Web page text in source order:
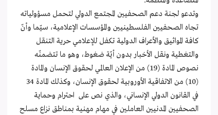
وتدعو لجنة دعم الصحفيين المجتمع الدولي لتحمل مسؤولياته
تجاه الصحفيين الفلسطينيين والمؤسسات الإعلامية، سيّما وأنّ
كافة المواثيق والأعراف الدولية تكفل للإعلامي حرية التنقل
والتغطية ونقل الأخبار بدون أيّة ضغوط، وهو ما تتضمنّه
نصوص المادة (19) من الإعلان العالمي لحقوق الإنسان والمادة
(10) من الاتفاقية الأوروبية لحقوق الإنسان، وكذلك المادة 34
في القانون الدولي الإنساني، والذي نص على احترام وحماية
الصحفيين المدنيين العاملين في مهام مهنية بمناطق نزاع مسلح